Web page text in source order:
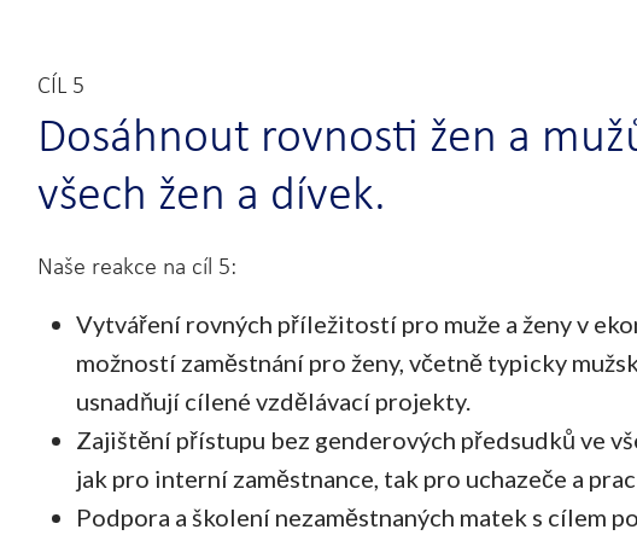
CÍL 5
Dosáhnout rovnosti žen a
všech žen a dívek.
Naše reakce na cíl 5:
Vytváření rovných příležitostí pro muže a ženy v
možností zaměstnání pro ženy, včetně typicky
usnadňují cílené vzdělávací projekty.
Zajištění přístupu bez genderových předsudků ve
jak pro interní zaměstnance, tak pro uchazeče a
Podpora a školení nezaměstnaných matek s cílem